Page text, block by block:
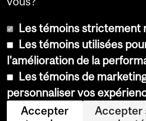
© Université McGill, 2026
Accessibilité
Avis sur les témoins
Les témoins strictement
Les témoins utilisées
l'amélioration de la
Les témoins de
personnaliser vos
Accepter
Accepter